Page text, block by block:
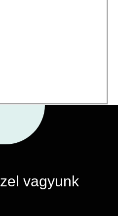
vagyunk